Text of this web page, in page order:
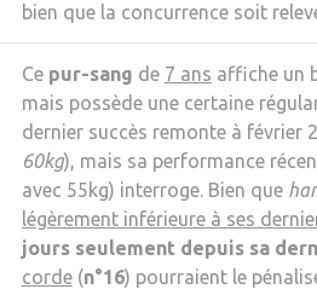
bien que la concurrence soit
Ce pur-sang de 7 ans affiche un
mais possède une certaine
dernier succès remonte à février
60kg), mais sa performance
avec 55kg) interroge. Bien que
légèrement inférieure à ses
jours seulement depuis sa
corde(n°16) pourraient le